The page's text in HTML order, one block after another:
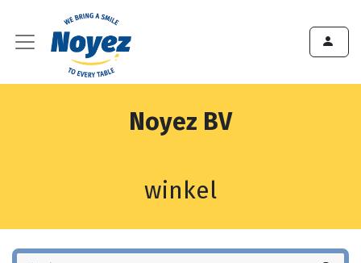
Noyez BV
winkel